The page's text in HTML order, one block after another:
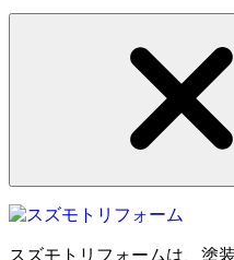
スズモトリフォームは、塗